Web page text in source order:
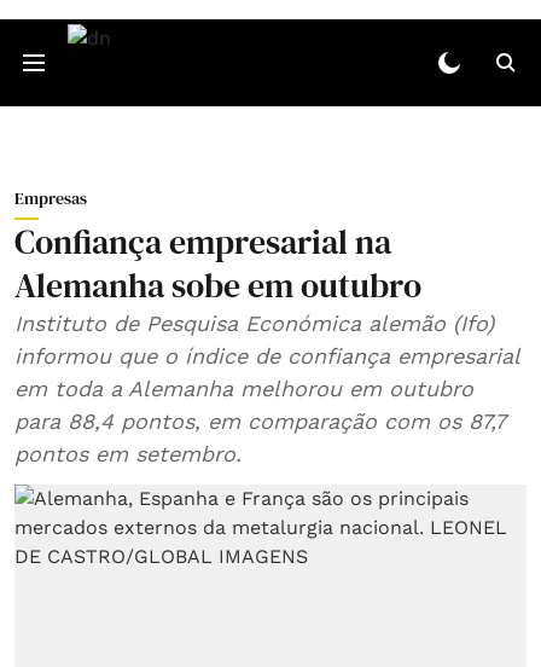
Empresas
Confiança empresarial na
Alemanha sobe em outubro
Instituto de Pesquisa Económica alemão (Ifo)
informou que o índice de confiança empresarial
em toda a Alemanha melhorou em outubro
para 88,4 pontos, em comparação com os 87,7
pontos em setembro.